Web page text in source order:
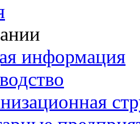
информация